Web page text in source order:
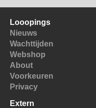
Looopings
Nieuws
Wachttijden
Webshop
About
Voorkeuren
Privacy
Extern